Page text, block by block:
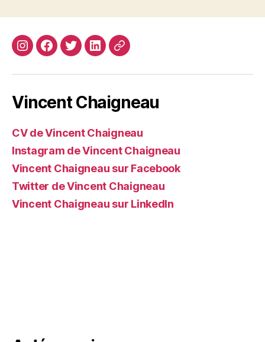
InstagramFacebook
TwitterLinkedin
Site
Vincent Chaigneau
CV de Vincent Chaigneau
Instagram de Vincent Chaigneau
Vincent Chaigneau sur Facebook
Twitter de Vincent Chaigneau
Vincent Chaigneau sur LinkedIn